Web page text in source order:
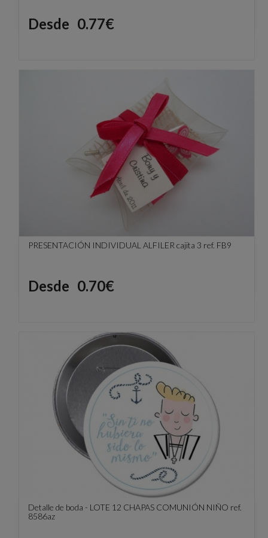
Precio
Desde 0.77€
PRESENTACIÓN INDIVIDUAL ALFILER cajita 3 ref. FB9
Precio
Desde 0.70€
Detalle de boda - LOTE 12 CHAPAS COMUNIÓN NIÑO ref.
8586az